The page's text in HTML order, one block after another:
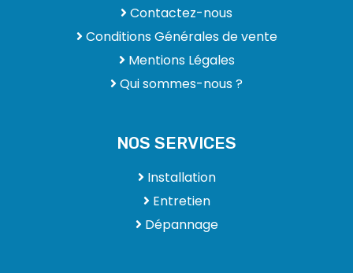
Contactez-nous
Conditions Générales de vente
Mentions Légales
Qui sommes-nous ?
NOS SERVICES
Installation
Entretien
Dépannage